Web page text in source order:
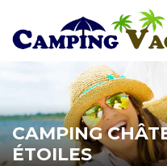
CAMPING
ÉTOILES